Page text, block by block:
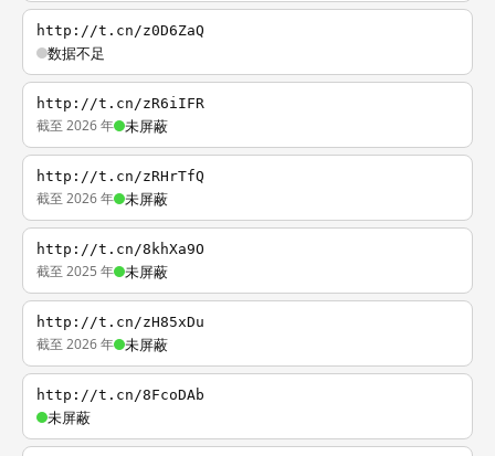
http://t.cn/z0D6ZaQ
数据不足
http://t.cn/zR6iIFR
截至 2026 年 未屏蔽
http://t.cn/zRHrTfQ
截至 2026 年 未屏蔽
http://t.cn/8khXa9O
截至 2025 年 未屏蔽
http://t.cn/zH85xDu
截至 2026 年 未屏蔽
http://t.cn/8FcoDAb
未屏蔽